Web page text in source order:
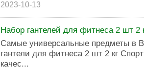
2023-10-13
Набор гантелей для фитнеса 2 шт 2
Самые универсальные предметы в
гантели для фитнеса 2 шт 2 кг
качес...